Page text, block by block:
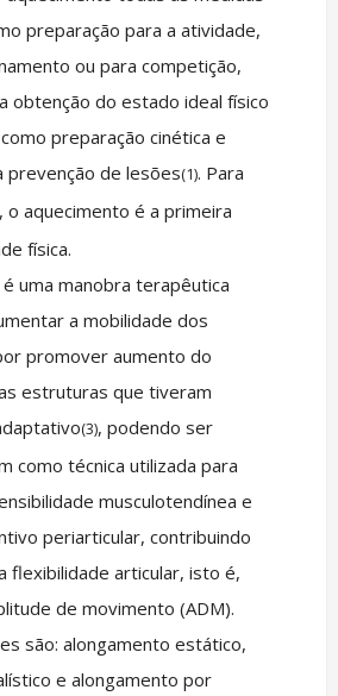
preparação para a atividade,
ou para competição,
obtenção do estado ideal físico
preparação cinética e
prevenção de lesões(1). Para
o aquecimento é a primeira
física.
uma manobra terapêutica
a mobilidade dos
promover aumento do
estruturas que tiveram
(3), podendo ser
como técnica utilizada para
musculotendínea e
periarticular, contribuindo
flexibilidade articular, isto é,
de movimento (ADM).
são: alongamento estático,
e alongamento por